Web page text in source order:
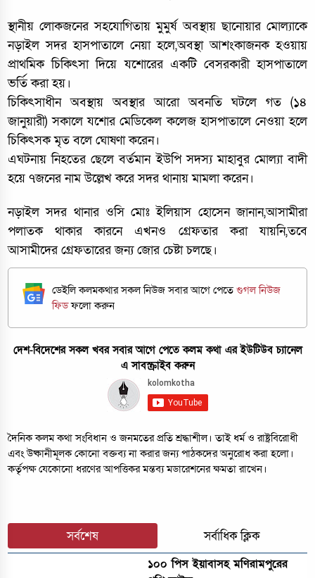
স্থানীয় লোকজনের সহযোগিতায় মুমুর্ষ অবস্থায় ছানোয়ার মোল্যাকে
নড়াইল সদর হাসপাতালে নেয়া হলে,অবস্থা আশংকাজনক হওয়ায়
প্রাথমিক চিকিৎসা দিয়ে যশোরের একটি বেসরকারী হাসপাতালে
ভর্তি করা হয়।
চিকিৎসাধীন অবস্থায় অবস্থার আরো অবনতি ঘটলে গত (১৪
জানুয়ারী) সকালে যশোর মেডিকেল কলেজ হাসপাতালে নেওয়া হলে
চিকিৎসক মৃত বলে ঘোষণা করেন।
এঘটনায় নিহতের ছেলে বর্তমান ইউপি সদস্য মাহাবুর মোল্যা বাদী
হয়ে ৭জনের নাম উল্লেখ করে সদর থানায় মামলা করেন।
নড়াইল সদর থানার ওসি মোঃ ইলিয়াস হোসেন জানান,আসামীরা
পলাতক থাকার কারনে এখনও গ্রেফতার করা যায়নি,তবে
আসামীদের গ্রেফতারের জন্য জোর চেষ্টা চলছে।
ডেইলি কলমকথার সকল নিউজ সবার আগে পেতেগুগল নিউজ
ফিডফলো করুন
দেশ-বিদেশের সকল খবর সবার আগে পেতে কলম কথা এর ইউটিউব চ্যানেল
এ সাবস্ক্রাইব করুন
দৈনিক কলম কথা সংবিধান ও জনমতের প্রতি শ্রদ্ধাশীল। তাই ধর্ম ও রাষ্ট্রবিরোধী
এবং উষ্কানীমূলক কোনো বক্তব্য না করার জন্য পাঠকদের অনুরোধ করা হলো।
কর্তৃপক্ষ যেকোনো ধরণের আপত্তিকর মন্তব্য মডারেশনের ক্ষমতা রাখেন।
সর্বশেষ সর্বাধিক ক্লিক
১০০ পিস ইয়াবাসহ মণিরামপুরের